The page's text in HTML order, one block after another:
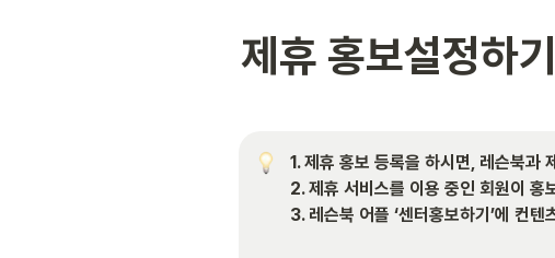
제휴 홍보설정하기
1. 제휴 홍보 등록을 하시면, 레슨북과
2. 제휴 서비스를 이용 중인 회원이 홍
3. 레슨북 어플 ‘센터홍보하기’에 컨